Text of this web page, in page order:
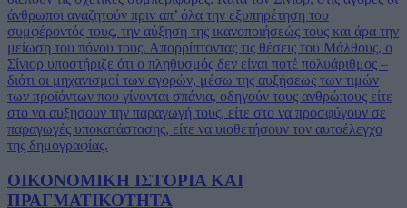
ΟΙΚΟΝΟΜΙΚΗ ΙΣΤΟΡΙΑ ΚΑΙ
ΠΡΑΓΜΑΤΙΚΟΤΗΤΑ